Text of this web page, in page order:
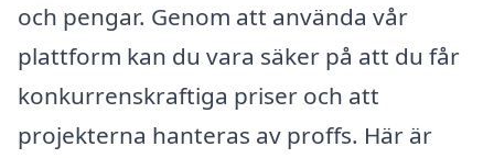
och pengar. Genom att använda vår
plattform kan du vara säker på att du får
konkurrenskraftiga priser och att
projekterna hanteras av proffs. Här är